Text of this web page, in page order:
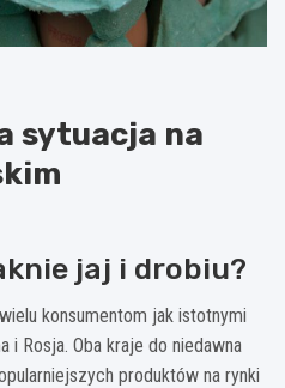
sytuacja na
jaj i drobiu?
konsumentom jak istotnymi
i Rosja. Oba kraje do niedawna
produktów na rynki